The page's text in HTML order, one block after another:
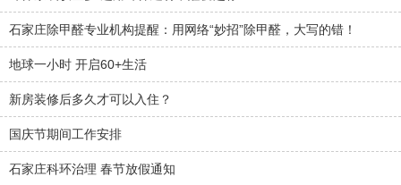
石家庄除甲醛专业机构提醒：用网络“妙招”除甲醛，大写的错！
地球一小时 开启60+生活
新房装修后多久才可以入住？
国庆节期间工作安排
石家庄科环治理 春节放假通知